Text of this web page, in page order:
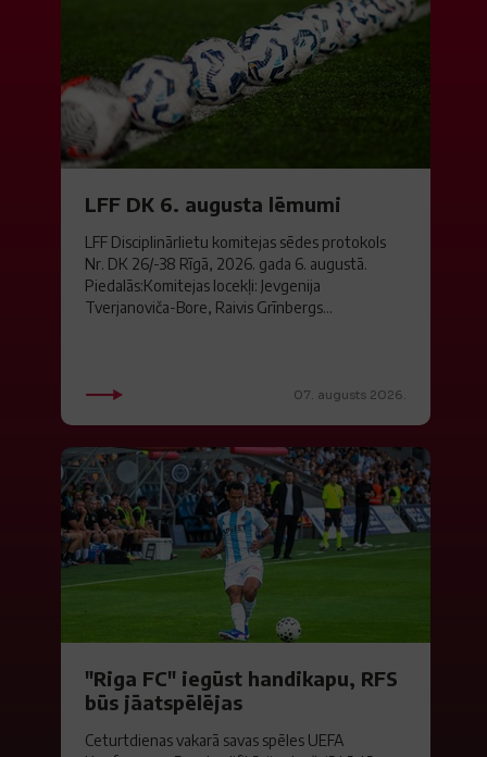
LFF DK 6. augusta lēmumi
LFF Disciplinārlietu komitejas sēdes protokols
Nr. DK 26/-38 Rīgā, 2026. gada 6. augustā.
Piedalās:Komitejas locekļi: Jevgenija
Tverjanoviča-Bore, Raivis Grīnbergs...
07. augusts 2026.
"Riga FC" iegūst handikapu, RFS
būs jāatspēlējas
Ceturtdienas vakarā savas spēles UEFA